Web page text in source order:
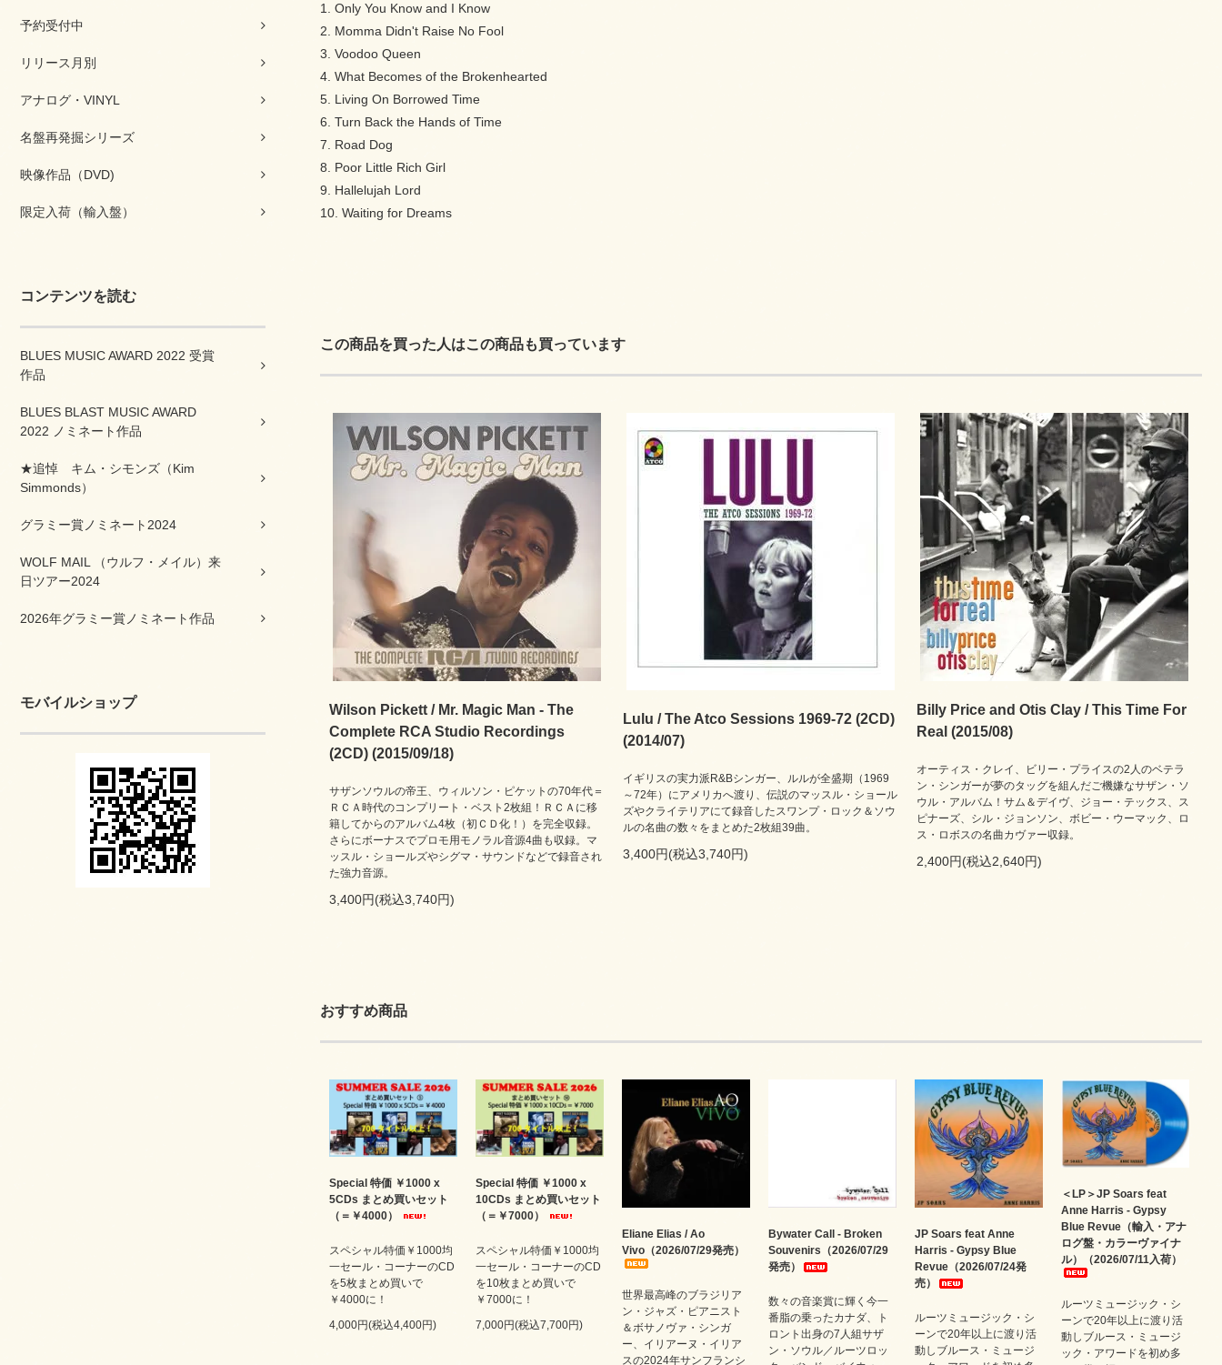
予約受付中
リリース月別
アナログ・VINYL
名盤再発掘シリーズ
映像作品（DVD)
限定入荷（輸入盤）
コンテンツを読む
BLUES MUSIC AWARD 2022 受賞
作品
BLUES BLAST MUSIC AWARD
2022 ノミネート作品
★追悼 キム・シモンズ（Kim
Simmonds）
グラミー賞ノミネート2024
WOLF MAIL （ウルフ・メイル）来
日ツアー2024
2026年グラミー賞ノミネート作品
モバイルショップ
1. Only You Know and I Know
2. Momma Didn't Raise No Fool
3. Voodoo Queen
4. What Becomes of the Brokenhearted
5. Living On Borrowed Time
6. Turn Back the Hands of Time
7. Road Dog
8. Poor Little Rich Girl
9. Hallelujah Lord
10. Waiting for Dreams
この商品を買った人はこの商品も買っています
Wilson Pickett / Mr. Magic Man - The
Complete RCA Studio Recordings
(2CD) (2015/09/18)
サザンソウルの帝王、ウィルソン・ピケットの70年代＝
ＲＣＡ時代のコンプリート・ベスト2枚組！ＲＣＡに移
籍してからのアルバム4枚（初ＣＤ化！）を完全収録。
さらにボーナスでプロモ用モノラル音源4曲も収録。マ
ッスル・ショールズやシグマ・サウンドなどで録音され
た強力音源。
3,400円(税込3,740円)
Lulu / The Atco Sessions 1969-72 (2CD)
(2014/07)
イギリスの実力派R&Bシンガー、ルルが全盛期（1969
～72年）にアメリカへ渡り、伝説のマッスル・ショール
ズやクライテリアにて録音したスワンプ・ロック＆ソウ
ルの名曲の数々をまとめた2枚組39曲。
3,400円(税込3,740円)
Billy Price and Otis Clay / This Time For
Real (2015/08)
オーティス・クレイ、ビリー・プライスの2人のベテラ
ン・シンガーが夢のタッグを組んだご機嫌なサザン・ソ
ウル・アルバム！サム＆デイヴ、ジョー・テックス、ス
ピナーズ、シル・ジョンソン、ボビー・ウーマック、ロ
ス・ロボスの名曲カヴァー収録。
2,400円(税込2,640円)
おすすめ商品
Special 特価 ￥1000 x
5CDs まとめ買いセット
（＝￥4000）
スペシャル特価￥1000均
一セール・コーナーのCD
を5枚まとめ買いで
￥4000に！
4,000円(税込4,400円)
Special 特価 ￥1000 x
10CDs まとめ買いセット
（＝￥7000）
スペシャル特価￥1000均
一セール・コーナーのCD
を10枚まとめ買いで
￥7000に！
7,000円(税込7,700円)
Eliane Elias / Ao
Vivo（2026/07/29発売）
世界最高峰のブラジリア
ン・ジャズ・ピアニスト
＆ボサノヴァ・シンガ
ー、イリアーヌ・イリア
スの2024年サンフランシ
Bywater Call - Broken
Souvenirs（2026/07/29
発売）
数々の音楽賞に輝く今一
番脂の乗ったカナダ、ト
ロント出身の7人組サザ
ン・ソウル／ルーツロッ
JP Soars feat Anne
Harris - Gypsy Blue
Revue（2026/07/24発
売）
ルーツミュージック・シ
ーンで20年以上に渡り活
動しブルース・ミュージ
＜LP＞JP Soars feat
Anne Harris - Gypsy
Blue Revue（輸入・アナ
ログ盤・カラーヴァイナ
ル）（2026/07/11入荷）
ルーツミュージック・シ
ーンで20年以上に渡り活
動しブルース・ミュージ
ック・アワードを初め多